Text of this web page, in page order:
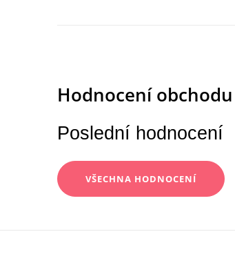
Poslední hodnocení
VŠECHNA HODNOCENÍ